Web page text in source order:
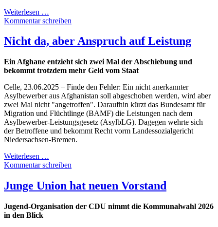
Weiterlesen …
Kommentar schreiben
Nicht da, aber Anspruch auf Leistung
Ein Afghane entzieht sich zwei Mal der Abschiebung und
bekommt trotzdem mehr Geld vom Staat
Celle, 23.06.2025 – Finde den Fehler: Ein nicht anerkannter
Asylbewerber aus Afghanistan soll abgeschoben werden, wird aber
zwei Mal nicht "angetroffen". Daraufhin kürzt das Bundesamt für
Migration und Flüchtlinge (BAMF) die Leistungen nach dem
Asylbewerber-Leistungsgesetz (AsylbLG). Dagegen wehrte sich
der Betroffene und bekommt Recht vorm Landessozialgericht
Niedersachsen-Bremen.
Weiterlesen …
Kommentar schreiben
Junge Union hat neuen Vorstand
Jugend-Organisation der CDU nimmt die Kommunalwahl 2026
in den Blick